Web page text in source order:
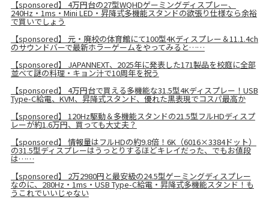
【sponsored】 4万円台の27型WQHDゲーミングディスプレー、
240Hz・1ms・Mini LED・昇降式多機能スタンドの欲張り仕様なら余裕
で買いでしょう
【sponsored】 元・廃校の体育館にて100型4Kディスプレー＆11.1.4ch
のサウンドバーで最新ホラーゲームをやってみると……
【sponsored】 JAPANNEXT、2025年に発表した171製品を校庭に全部
並べて謎の料理・キョン汁で10周年を祝う
【sponsored】 4万円台で買える多機能な31.5型4Kディスプレー！USB
Type-C給電、KVM、昇降式スタンド、優れた黒表現でコスパ最高か
【sponsored】 120Hz駆動＆多機能スタンドの21.5型フルHDディスプ
レーが約1.6万円、買っても大丈夫？
【sponsored】 情報量はフルHDの約9.8倍！6K（6016×3384ドット）
の31.5型ディスプレーはうっとりするほどキレイだった、でもお値段
は……
【sponsored】 2万2980円と最安級の24.5型ゲーミングディスプレー
なのに、280Hz・1ms・USB Type-C給電・昇降式多機能スタンド！も
うこれでいいじゃない